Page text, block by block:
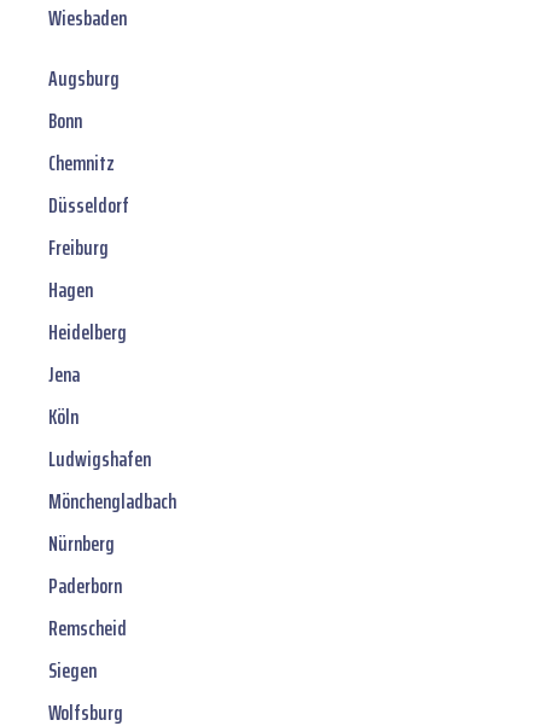
Wiesbaden
Augsburg
Bonn
Chemnitz
Düsseldorf
Freiburg
Hagen
Heidelberg
Jena
Köln
Ludwigshafen
Mönchengladbach
Nürnberg
Paderborn
Remscheid
Siegen
Wolfsburg